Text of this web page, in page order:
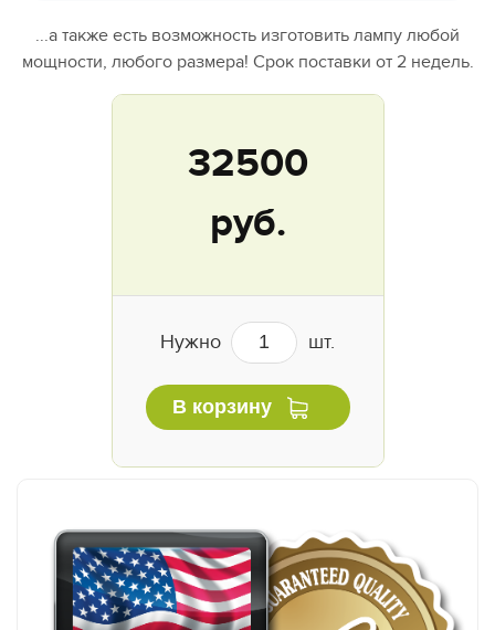
...а также есть возможность изготовить лампу любой
мощности, любого размера! Срок поставки от 2 недель.
32500
руб.
Нужно шт.
В корзину